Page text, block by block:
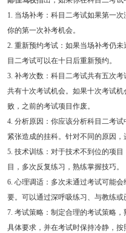
1. 当场补考：科目二考试如果第一
你的第一次补考机会。
2. 重新预约考试：如果当场补考仍
目二考试可以在十日后重新预约。
3. 补考次数：科目二考试共有五次
共有十次考试机会。如果十次考试
败，之前的考试项目作废。
4. 分析原因：你应该分析科目二考
紧张造成的挂科。针对不同的原因，
5. 技术训练：对于技术不到位的项
目，多次反复练习，熟练掌握技巧。
6. 心理调适：多次未通过考试可能
要。可以通过深呼吸练习、与教练或
7. 考试策略：制定合理的考试策略
具体要求，并在考试时保持冷静，按